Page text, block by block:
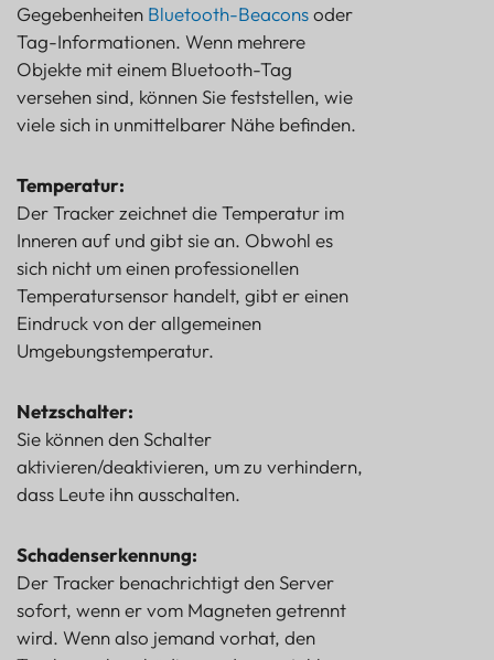
Gegebenheiten Bluetooth-Beaconsoder
Tag-Informationen. Wenn mehrere
Objekte mit einem Bluetooth-Tag
versehen sind, können Sie feststellen, wie
viele sich in unmittelbarer Nähe befinden.
Temperatur:
Der Tracker zeichnet die Temperatur im
Inneren auf und gibt sie an. Obwohl es
sich nicht um einen professionellen
Temperatursensor handelt, gibt er einen
Eindruck von der allgemeinen
Umgebungstemperatur.
Netzschalter:
Sie können den Schalter
aktivieren/deaktivieren, um zu verhindern,
dass Leute ihn ausschalten.
Schadenserkennung:
Der Tracker benachrichtigt den Server
sofort, wenn er vom Magneten getrennt
wird. Wenn also jemand vorhat, den